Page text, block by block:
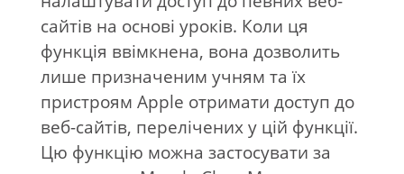
сайтів на основі уроків. Коли ця
функція ввімкнена, вона дозволить
лише призначеним учням та їх
пристроям Apple отримати доступ до
веб-сайтів, перелічених у цій функції.
Цю функцію можна застосувати за